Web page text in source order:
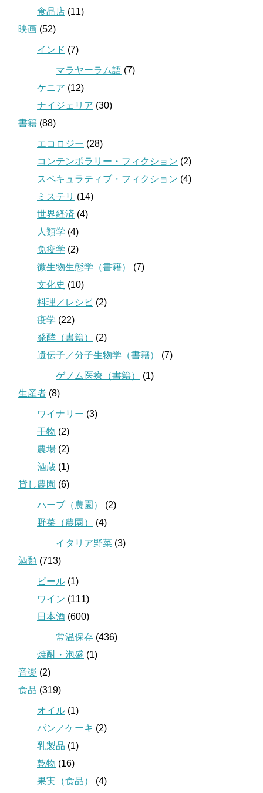
食品店 (11)
映画 (52)
インド (7)
マラヤーラム語 (7)
ケニア (12)
ナイジェリア (30)
書籍 (88)
エコロジー (28)
コンテンポラリー・フィクション (2)
スペキュラティブ・フィクション (4)
ミステリ (14)
世界経済 (4)
人類学 (4)
免疫学 (2)
微生物生態学（書籍）
(7)
文化史 (10)
料理／レシピ (2)
疫学 (22)
発酵（書籍）
(2)
遺伝子／分子生物学（書籍）
(7)
ゲノム医療（書籍）
(1)
生産者 (8)
ワイナリー (3)
干物 (2)
農場 (2)
酒蔵 (1)
貸し農園 (6)
ハーブ（農園）
(2)
野菜（農園）
(4)
イタリア野菜 (3)
酒類 (713)
ビール (1)
ワイン (111)
日本酒 (600)
常温保存 (436)
焼酎・泡盛 (1)
音楽 (2)
食品 (319)
オイル (1)
パン／ケーキ (2)
乳製品 (1)
乾物 (16)
果実（食品）
(4)